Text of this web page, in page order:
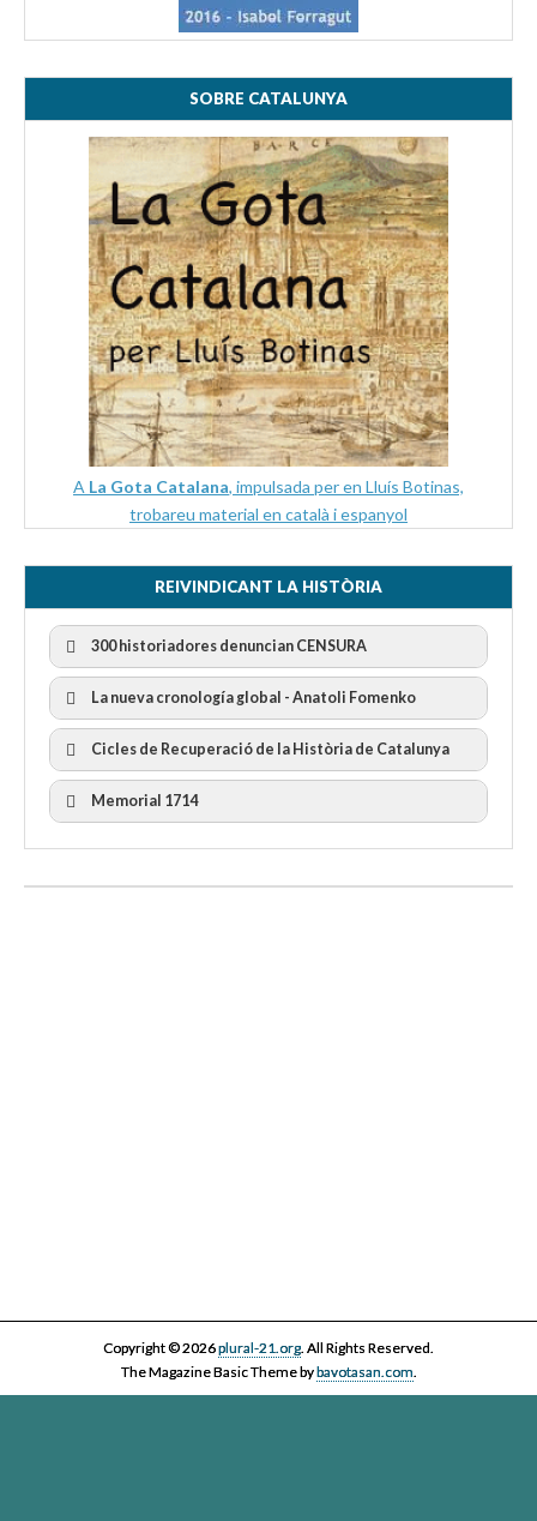
SOBRE CATALUNYA
A La Gota Catalana, impulsada per en Lluís Botinas,
trobareu material en català i espanyol
REIVINDICANT LA HISTÒRIA
300 historiadores denuncian CENSURA
300 Historiadors denuncien al “Gobierno Español” per la
censura
La nueva cronología global - Anatoli Fomenko
Cicles de Recuperació de la Història de Catalunya
I Cicle Història i Censura
II Cicle Història i Censura
Memorial 1714
Copyright © 2026plural-21.org. All Rights Reserved.
The Magazine Basic Theme bybavotasan.com.